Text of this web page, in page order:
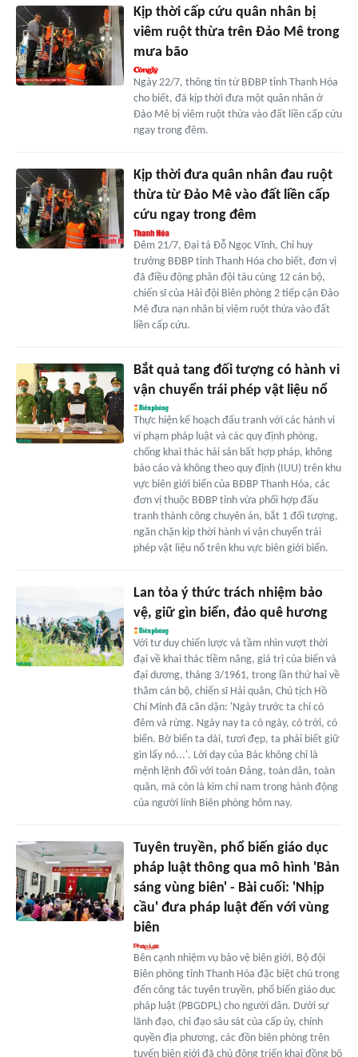
Kịp thời cấp cứu quân nhân bị
viêm ruột thừa trên Đảo Mê trong
mưa bão
Ngày 22/7, thông tin từ BĐBP tỉnh Thanh Hóa
cho biết, đã kịp thời đưa một quân nhân ở
Đảo Mê bị viêm ruột thừa vào đất liền cấp cứu
ngay trong đêm.
Kịp thời đưa quân nhân đau ruột
thừa từ Đảo Mê vào đất liền cấp
cứu ngay trong đêm
Đêm 21/7, Đại tá Đỗ Ngọc Vĩnh, Chỉ huy
trưởng BĐBP tỉnh Thanh Hóa cho biết, đơn vị
đã điều động phân đội tàu cùng 12 cán bộ,
chiến sĩ của Hải đội Biên phòng 2 tiếp cận Đảo
Mê đưa nạn nhân bị viêm ruột thừa vào đất
liền cấp cứu.
Bắt quả tang đối tượng có hành vi
vận chuyển trái phép vật liệu nổ
Thực hiện kế hoạch đấu tranh với các hành vi
vi phạm pháp luật và các quy định phòng,
chống khai thác hải sản bất hợp pháp, không
báo cáo và không theo quy định (IUU) trên khu
vực biên giới biển của BĐBP Thanh Hóa, các
đơn vị thuộc BĐBP tỉnh vừa phối hợp đấu
tranh thành công chuyên án, bắt 1 đối tượng,
ngăn chặn kịp thời hành vi vận chuyển trái
phép vật liệu nổ trên khu vực biên giới biển.
Lan tỏa ý thức trách nhiệm bảo
vệ, giữ gìn biển, đảo quê hương
Với tư duy chiến lược và tầm nhìn vượt thời
đại về khai thác tiềm năng, giá trị của biển và
đại dương, tháng 3/1961, trong lần thứ hai về
thăm cán bộ, chiến sĩ Hải quân, Chủ tịch Hồ
Chí Minh đã căn dặn: 'Ngày trước ta chỉ có
đêm và rừng. Ngày nay ta có ngày, có trời, có
biển. Bờ biển ta dài, tươi đẹp, ta phải biết giữ
gìn lấy nó...'. Lời dạy của Bác không chỉ là
mệnh lệnh đối với toàn Đảng, toàn dân, toàn
quân, mà còn là kim chỉ nam trong hành động
của người lính Biên phòng hôm nay.
Tuyên truyền, phổ biến giáo dục
pháp luật thông qua mô hình 'Bản
sáng vùng biên' - Bài cuối: 'Nhịp
cầu' đưa pháp luật đến với vùng
biên
Bên cạnh nhiệm vụ bảo vệ biên giới, Bộ đội
Biên phòng tỉnh Thanh Hóa đặc biệt chú trọng
đến công tác tuyên truyền, phổ biến giáo dục
pháp luật (PBGDPL) cho người dân. Dưới sự
lãnh đạo, chỉ đạo sâu sát của cấp ủy, chính
quyền địa phương, các đồn biên phòng trên
tuyến biên giới đã chủ động triển khai đồng bộ